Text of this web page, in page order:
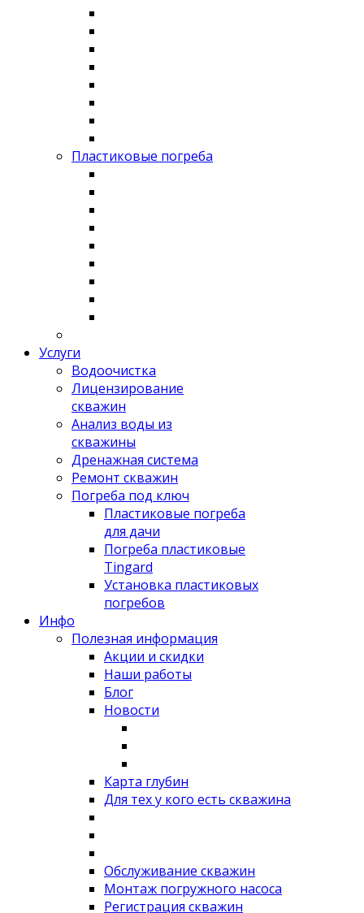
Пластиковые погреба
Услуги
Водоочистка
Лицензирование
скважин
Анализ воды из
скважины
Дренажная система
Ремонт скважин
Погреба под ключ
Пластиковые погреба
для дачи
Погреба пластиковые
Tingard
Установка пластиковых
погребов
Инфо
Полезная информация
Акции и скидки
Наши работы
Блог
Новости
Карта глубин
Для тех у кого есть скважина
Обслуживание скважин
Монтаж погружного насоса
Регистрация скважин